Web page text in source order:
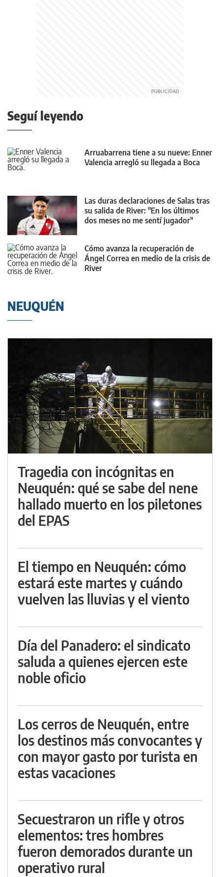
Seguí leyendo
Arruabarrena tiene a su nueve: Enner
Valencia arregló su llegada a Boca
Las duras declaraciones de Salas tras
su salida de River: "En los últimos
dos meses no me sentí jugador"
Cómo avanza la recuperación de
Ángel Correa en medio de la crisis de
River
NEUQUÉN
Tragedia con incógnitas en
Neuquén: qué se sabe del nene
hallado muerto en los piletones
del EPAS
El tiempo en Neuquén: cómo
estará este martes y cuándo
vuelven las lluvias y el viento
Día del Panadero: el sindicato
saluda a quienes ejercen este
noble oficio
Los cerros de Neuquén, entre
los destinos más convocantes y
con mayor gasto por turista en
estas vacaciones
Secuestraron un rifle y otros
elementos: tres hombres
fueron demorados durante un
operativo rural